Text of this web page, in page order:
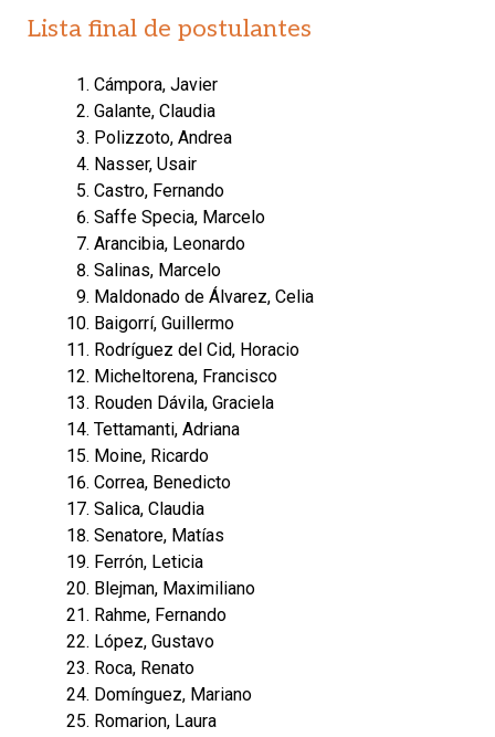
Lista final de postulantes
Cámpora, Javier
Galante, Claudia
Polizzoto, Andrea
Nasser, Usair
Castro, Fernando
Saffe Specia, Marcelo
Arancibia, Leonardo
Salinas, Marcelo
Maldonado de Álvarez, Celia
Baigorrí, Guillermo
Rodríguez del Cid, Horacio
Micheltorena, Francisco
Rouden Dávila, Graciela
Tettamanti, Adriana
Moine, Ricardo
Correa, Benedicto
Salica, Claudia
Senatore, Matías
Ferrón, Leticia
Blejman, Maximiliano
Rahme, Fernando
López, Gustavo
Roca, Renato
Domínguez, Mariano
Romarion, Laura